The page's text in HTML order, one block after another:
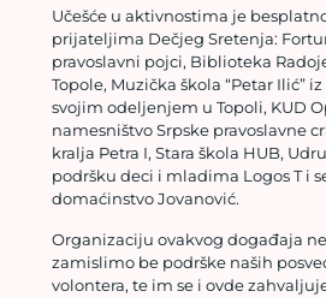
Učešće u aktivnostima je
prijateljima Dečjeg Sretenja:
pravoslavni pojci, Biblioteka
Topole, Muzička škola “Petar Ilić”
svojim odeljenjem u Topoli, KUD
namesništvo Srpske pravoslavne
kralja Petra I, Stara škola HUB,
podršku deci i mladima Logos T i
domaćinstvo Jovanović.
Organizaciju ovakvog događaja
zamislimo be podrške naših
volontera, te im se i ovde